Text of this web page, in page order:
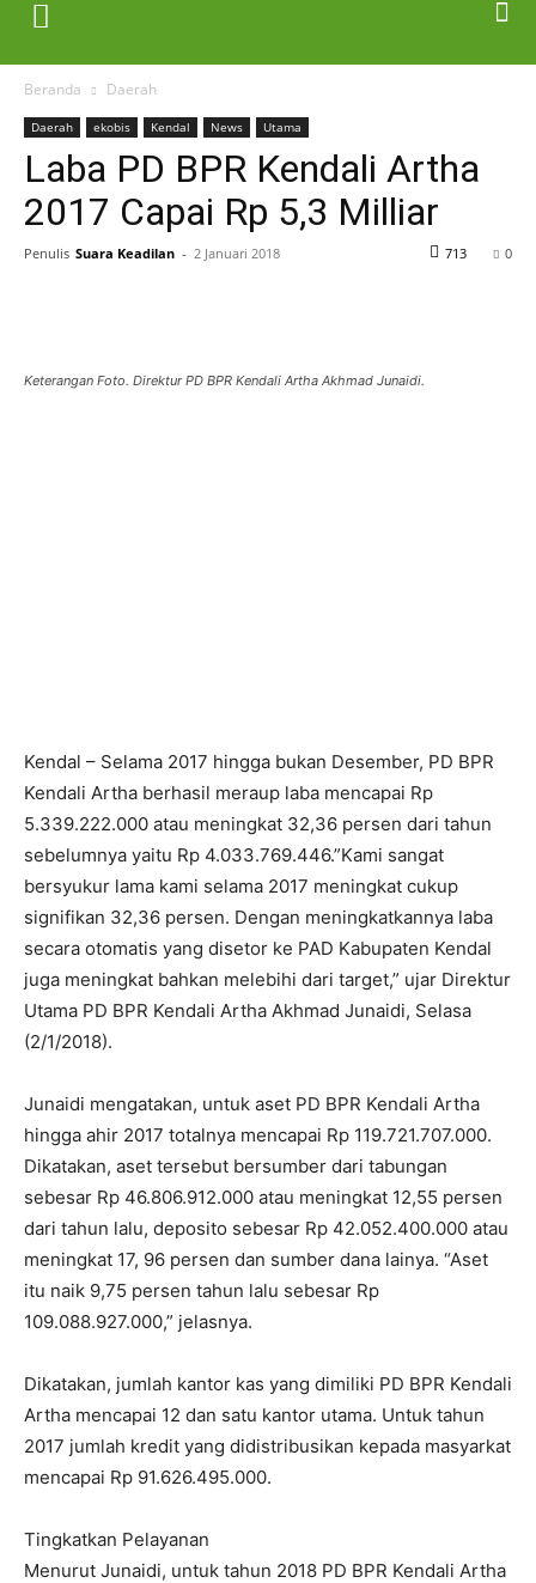
Beranda Daerah
Daerah ekobis Kendal News Utama
Laba PD BPR Kendali Artha
2017 Capai Rp 5,3 Milliar
Penulis Suara Keadilan - 2 Januari 2018 0
713
Keterangan Foto. Direktur PD BPR Kendali Artha Akhmad Junaidi.
Kendal – Selama 2017 hingga bukan Desember, PD BPR
Kendali Artha berhasil meraup laba mencapai Rp
5.339.222.000 atau meningkat 32,36 persen dari tahun
sebelumnya yaitu Rp 4.033.769.446.”Kami sangat
bersyukur lama kami selama 2017 meningkat cukup
signifikan 32,36 persen. Dengan meningkatkannya laba
secara otomatis yang disetor ke PAD Kabupaten Kendal
juga meningkat bahkan melebihi dari target,” ujar Direktur
Utama PD BPR Kendali Artha Akhmad Junaidi, Selasa
(2/1/2018).
Junaidi mengatakan, untuk aset PD BPR Kendali Artha
hingga ahir 2017 totalnya mencapai Rp 119.721.707.000.
Dikatakan, aset tersebut bersumber dari tabungan
sebesar Rp 46.806.912.000 atau meningkat 12,55 persen
dari tahun lalu, deposito sebesar Rp 42.052.400.000 atau
meningkat 17, 96 persen dan sumber dana lainya. “Aset
itu naik 9,75 persen tahun lalu sebesar Rp
109.088.927.000,” jelasnya.
Dikatakan, jumlah kantor kas yang dimiliki PD BPR Kendali
Artha mencapai 12 dan satu kantor utama. Untuk tahun
2017 jumlah kredit yang didistribusikan kepada masyarkat
mencapai Rp 91.626.495.000.
Tingkatkan Pelayanan
Menurut Junaidi, untuk tahun 2018 PD BPR Kendali Artha